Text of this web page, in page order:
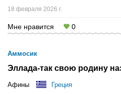
18 февраля 2026 г.
Мне нравится 0
Аммосик
Эллада-так свою родину
Афины Греция